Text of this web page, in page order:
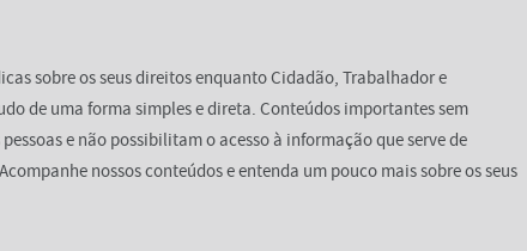
sobre os seus direitos enquanto Cidadão, Trabalhador e
de uma forma simples e direta. Conteúdos importantes sem
e não possibilitam o acesso à informação que serve de
nossos conteúdos e entenda um pouco mais sobre os seus